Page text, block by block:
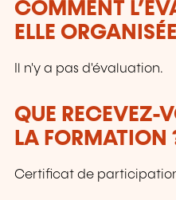
COMMENT
ELLE
Il n'y a pas d'évaluation.
QUE RECEVEZ-
LA FORMATION
Certificat de